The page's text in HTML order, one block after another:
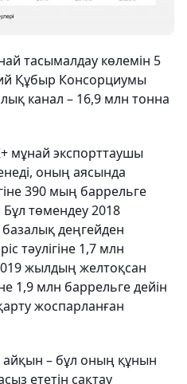
тасымалдау көлемін 5
Құбыр Консорциумы
канал – 16,9 млн тонна
мұнай экспорттаушы
оның аясында
390 мың баррельге
Бұл төмендеу 2018
деңгейден
тәулігіне 1,7 млн
жылдың желтоқсан
1,9 млн баррельге дейін
жоспарланған
айқын – бұл оның құнын
ететін сақтау